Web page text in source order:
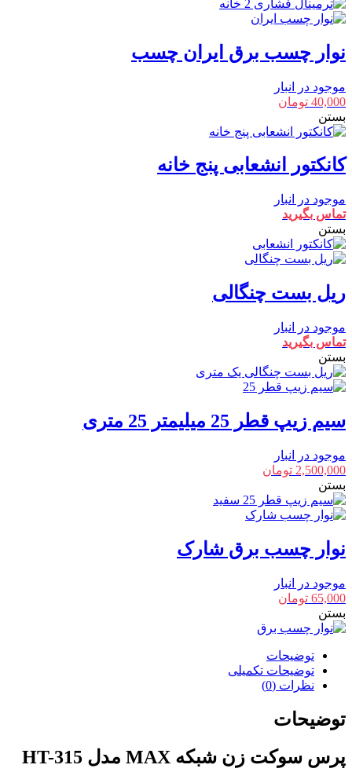
نوار چسب برق ایران چسب
موجود در انبار
40,000 تومان
بستن
کانکتور انشعابی پنج خانه
موجود در انبار
تماس بگیرید
بستن
ریل بست چنگالی
موجود در انبار
تماس بگیرید
بستن
سیم زیپ قطر 25 میلیمتر 25 متری
موجود در انبار
2,500,000 تومان
بستن
نوار چسب برق شارک
موجود در انبار
65,000 تومان
بستن
توضیحات
توضیحات تکمیلی
نظرات (0)
توضیحات
پرس سوکت زن شبکه MAX مدل HT-315